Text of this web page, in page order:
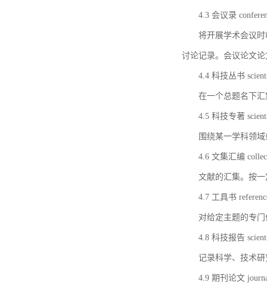
4.3 会议录
将开展学术会议
讨论记录。会议论文
4.4 科技丛书
在一个总题名下
4.5 科技专著
围绕某一学科领
4.6 文集汇编
文献的汇集。按
4.7 工具书
对给定主题的专
4.8 科技报告
记录科学、技术
4.9 期刊论文